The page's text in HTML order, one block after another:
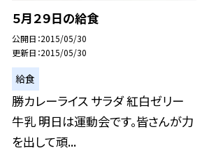
５月２９日の給食
公開日 2015/05/30
更新日 2015/05/30
給食
勝カレーライス サラダ 紅白ゼリー
牛乳 明日は運動会です。皆さんが力
を出して頑...